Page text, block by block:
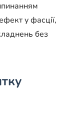
у фасції,
без